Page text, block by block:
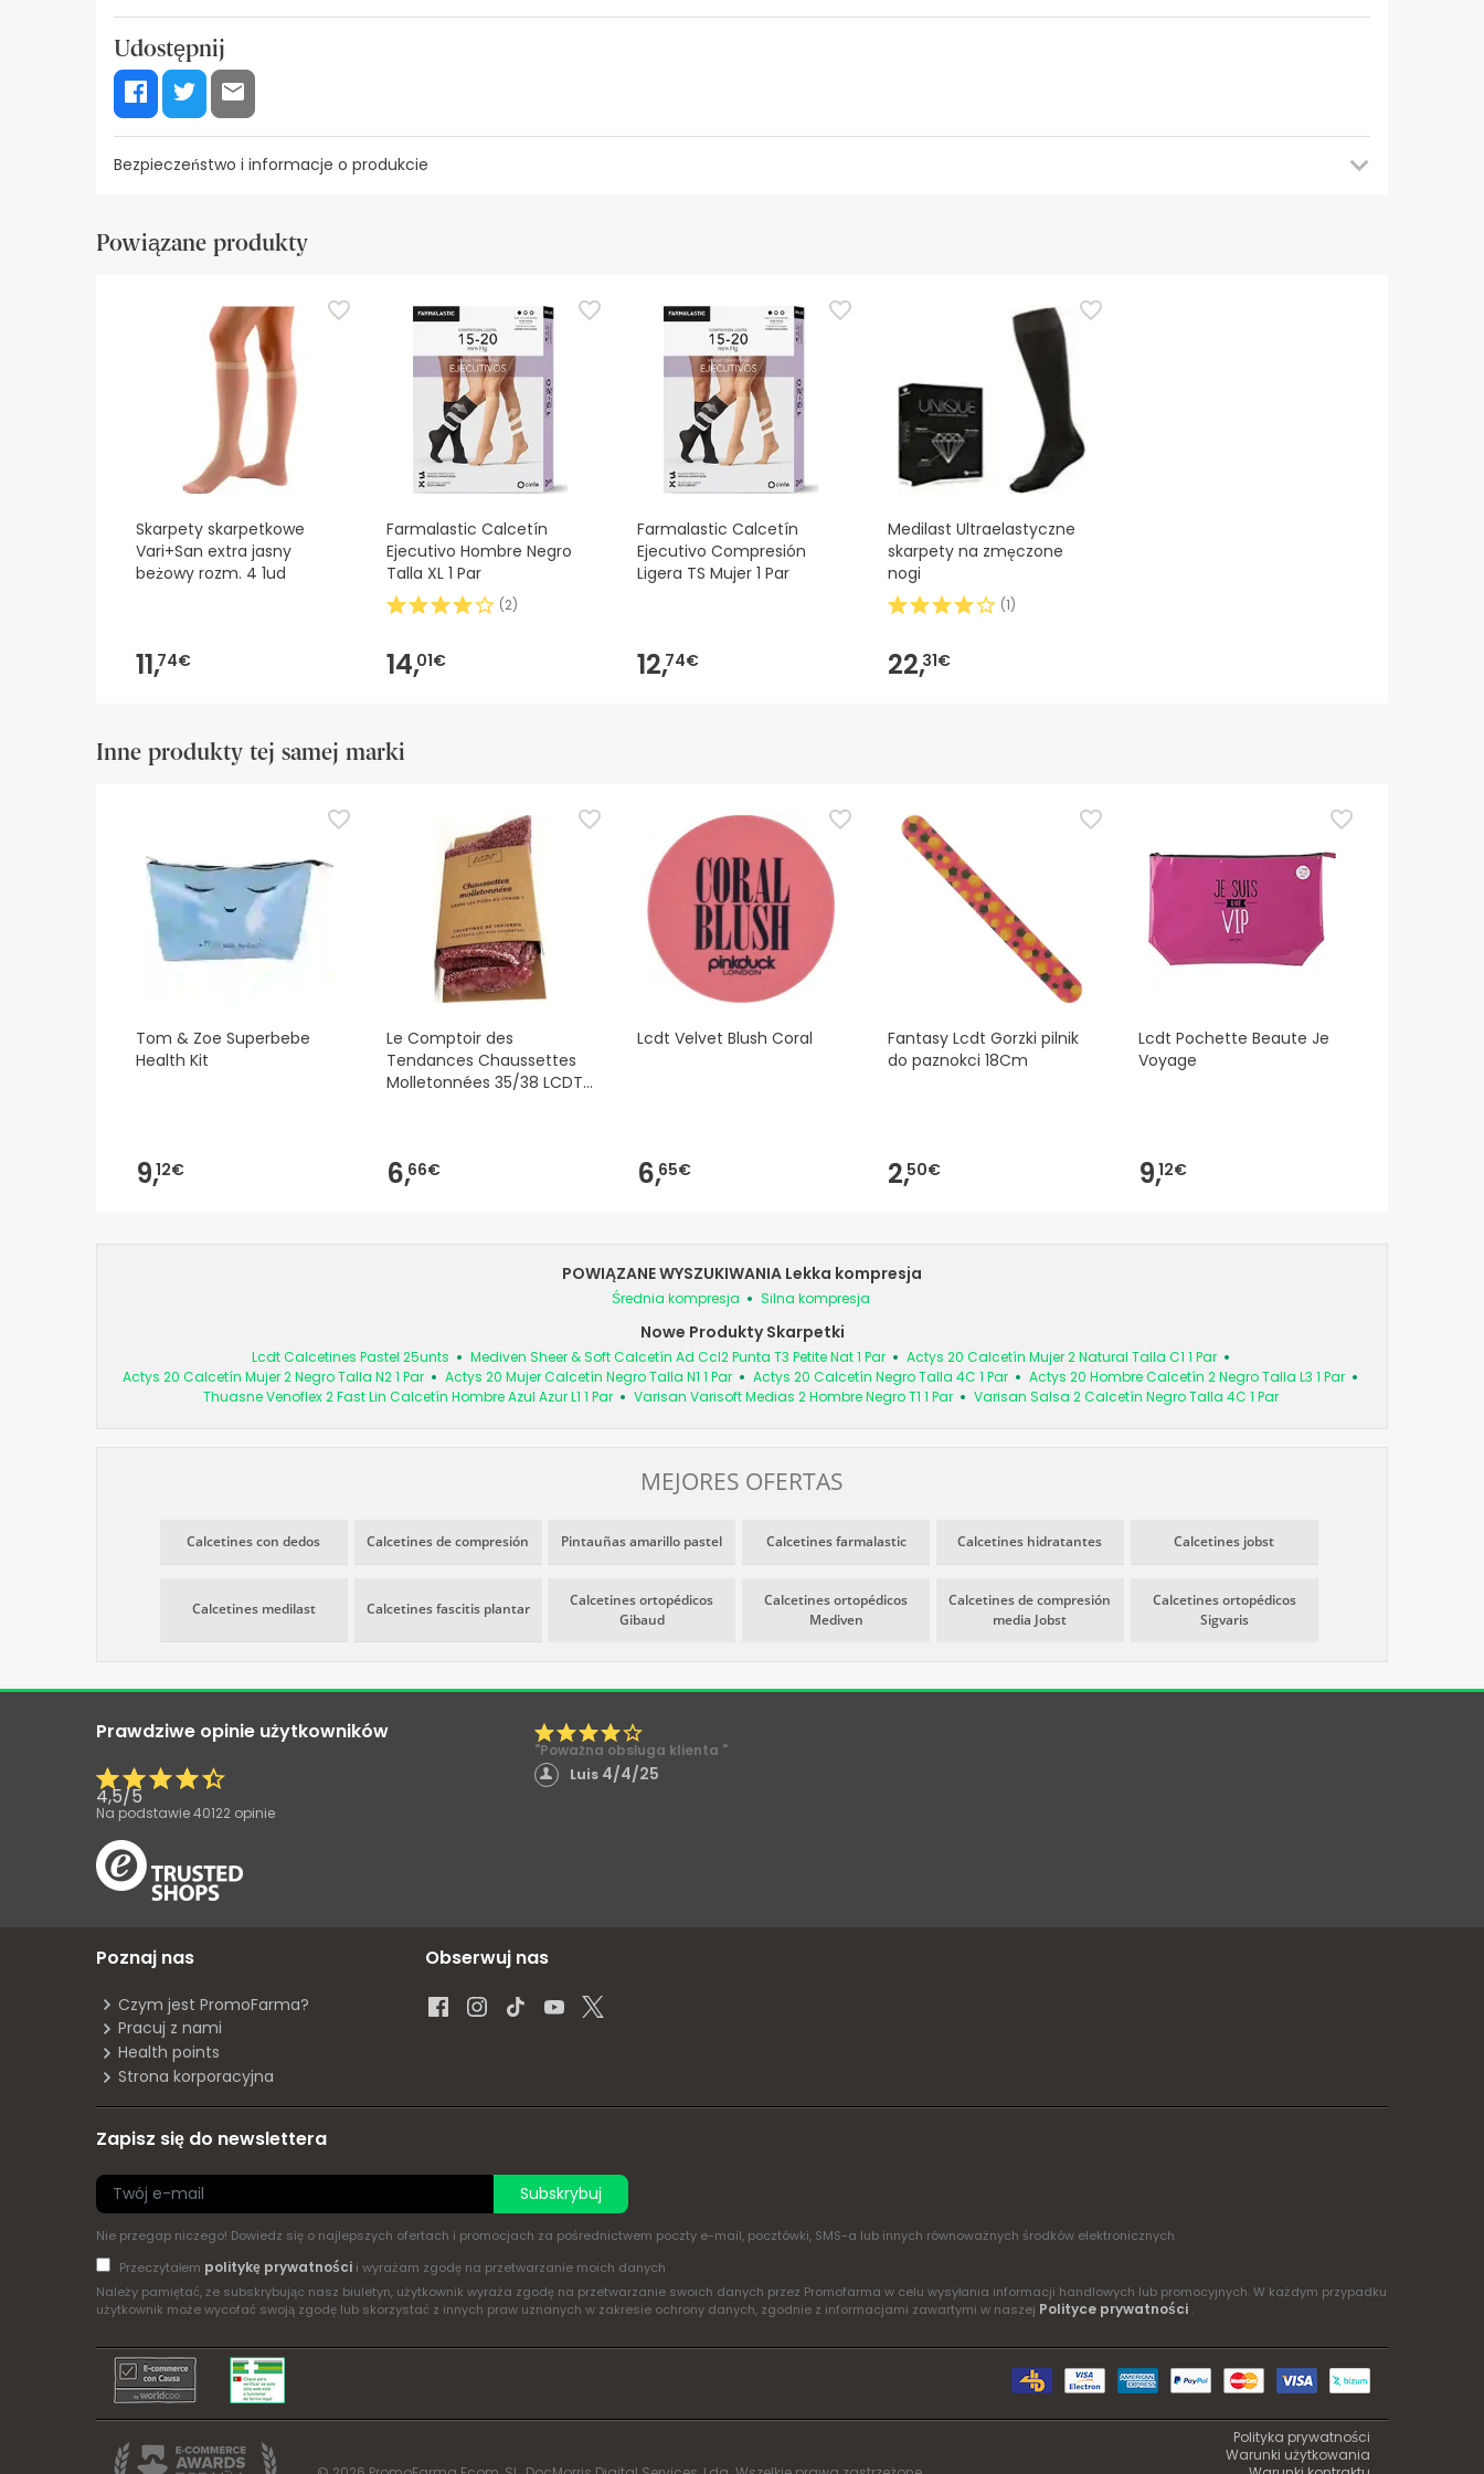
Udostępnij
Bezpieczeństwo i informacje o produkcie
Zasoby bezpieczeństwa wizualnego
zalecamy zapoznanie się z informacjami dotyczącymi bezpieczeństwa dołączonymi do produktu przed jego użyciem. W razie jakichkolwiek pytań dotyczących
bezpieczeństwa, prosimy o kontakt. Ponadto, jeśli chcesz, możesz również zwrócić produkt, postępując
zgodnie z naszymi warunkami
Powiązane produkty
Skarpety skarpetkowe
Vari+San extra jasny
beżowy rozm. 4 1ud
11,74€
Farmalastic Calcetín
Ejecutivo Hombre Negro
Talla XL 1 Par
(2)
14,01€
Farmalastic Calcetín
Ejecutivo Compresión
Ligera TS Mujer 1 Par
12,74€
Medilast Ultraelastyczne
skarpety na zmęczone
nogi
(1)
22,31€
Inne produkty tej samej marki
Tom & Zoe Superbebe
Health Kit
9,12€
Le Comptoir des
Tendances Chaussettes
Molletonnées 35/38 LCDT,
6,66€
Lcdt Velvet Blush Coral
6,65€
Fantasy Lcdt Gorzki pilnik
do paznokci 18Cm
2,50€
Lcdt Pochette Beaute Je
Voyage
9,12€
POWIĄZANE WYSZUKIWANIA Lekka kompresja
Średnia kompresja Silna kompresja
Nowe Produkty Skarpetki
Lcdt Calcetines Pastel 25unts Mediven Sheer & Soft Calcetín Ad Ccl2 Punta T3 Petite Nat 1 Par
Actys 20 Calcetín Mujer 2 Natural Talla C1 1 Par
Actys 20 Calcetín Mujer 2 Negro Talla N2 1 Par
Actys 20 Mujer Calcetín Negro Talla N1 1 Par Actys 20 Calcetín Negro Talla 4C 1 Par
Actys 20 Hombre Calcetín 2 Negro Talla L3 1 Par
Thuasne Venoflex 2 Fast Lin Calcetín Hombre Azul Azur L1 1 Par
Varisan Varisoft Medias 2 Hombre Negro T1 1 Par Varisan Salsa 2 Calcetín Negro Talla 4C 1 Par
MEJORES OFERTAS
Calcetines con dedos Calcetines de compresión Pintauñas amarillo pastel Calcetines farmalastic Calcetines hidratantes Calcetines jobst
Calcetines medilast Calcetines fascitis plantar
Calcetines ortopédicos
Gibaud
Calcetines ortopédicos
Mediven
Calcetines de compresión
media Jobst
Calcetines ortopédicos
Sigvaris
Prawdziwe opinie użytkowników
4,5/5
Na podstawie40122 opinie
"Poważna obsługa klienta "
Luis 4/4/25
Poznaj nas
Czym jest PromoFarma?
Pracuj z nami
Health points
Strona korporacyjna
Obserwuj nas
Zapisz się do newslettera
Subskrybuj
Nie przegap niczego! Dowiedz się o najlepszych ofertach i promocjach za pośrednictwem poczty e-mail, pocztówki, SMS-a lub innych równoważnych środków elektronicznych
Przeczytałem politykę prywatnościi wyrażam zgodę na przetwarzanie moich danych
Należy pamiętać, że subskrybując nasz biuletyn, użytkownik wyraża zgodę na przetwarzanie swoich danych przez Promofarma w celu wysyłania informacji handlowych lub promocyjnych. W każdym przypadku
użytkownik może wycofać swoją zgodę lub skorzystać z innych praw uznanych w zakresie ochrony danych, zgodnie z informacjami zawartymi w naszej Polityce prywatności .
Polityka prywatności
Warunki użytkowania